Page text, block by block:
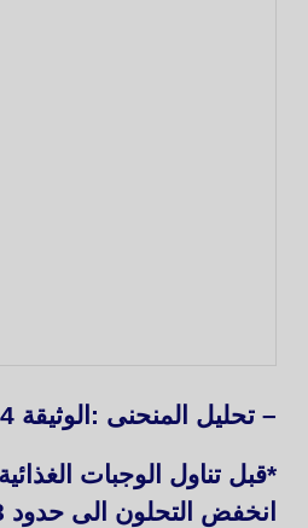
– تحليل المنحنى :الوثيقة 4 ص 35:
انخفض التحلون الى حدود 0.8غ/ل (قيمة عادية).